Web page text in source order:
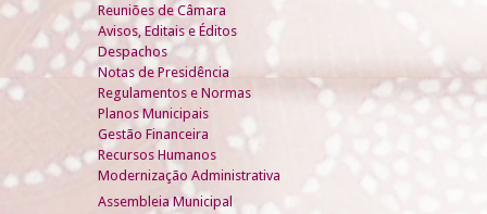
Reuniões de Câmara
Avisos, Editais e Éditos
Despachos
Notas de Presidência
Regulamentos e Normas
Planos Municipais
Gestão Financeira
Recursos Humanos
Modernização Administrativa
Assembleia Municipal